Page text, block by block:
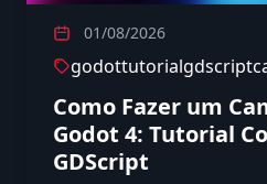
01/08/2026
godottutorialgdscript
Como Fazer um
Godot 4: Tutorial
GDScript